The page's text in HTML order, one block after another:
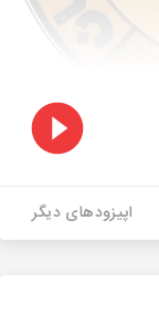
اپیزودهای دیگر